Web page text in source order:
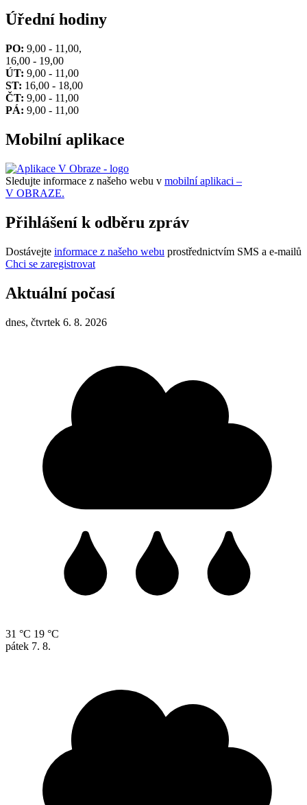
Úřední hodiny
PO: 9,00 - 11,00,
16,00 - 19,00
ÚT: 9,00 - 11,00
ST: 16,00 - 18,00
ČT: 9,00 - 11,00
PÁ: 9,00 - 11,00
Mobilní aplikace
Sledujte informace z našeho webu v mobilní aplikaci –
V OBRAZE.
Přihlášení k odběru zpráv
Dostávejte informace z našeho webu prostřednictvím SMS a e-mailů
Chci se zaregistrovat
Aktuální počasí
dnes, čtvrtek 6. 8. 2026
31 °C 19 °C
pátek 7. 8.